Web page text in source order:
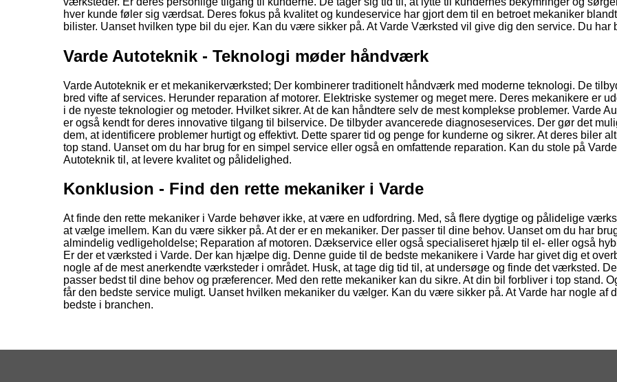
hver kunde føler sig værdsat. Deres fokus på kvalitet og kundeservice har gjort dem til en betroet mekaniker
bilister. Uanset hvilken type bil du ejer. Kan du være sikker på. At Varde Værksted vil give dig den service. Du har
Varde Autoteknik - Teknologi møder håndværk
Varde Autoteknik er et mekanikerværksted; Der kombinerer traditionelt håndværk med moderne teknologi. De
bred vifte af services. Herunder reparation af motorer. Elektriske systemer og meget mere. Deres mekanikere er
i de nyeste teknologier og metoder. Hvilket sikrer. At de kan håndtere selv de mest komplekse problemer. Varde
er også kendt for deres innovative tilgang til bilservice. De tilbyder avancerede diagnoseservices. Der gør det
dem, at identificere problemer hurtigt og effektivt. Dette sparer tid og penge for kunderne og sikrer. At deres biler
top stand. Uanset om du har brug for en simpel service eller også en omfattende reparation. Kan du stole på Varde
Autoteknik til, at levere kvalitet og pålidelighed.
Konklusion - Find den rette mekaniker i Varde
At finde den rette mekaniker i Varde behøver ikke, at være en udfordring. Med, så flere dygtige og pålidelige
at vælge imellem. Kan du være sikker på. At der er en mekaniker. Der passer til dine behov. Uanset om du har
almindelig vedligeholdelse; Reparation af motoren. Dækservice eller også specialiseret hjælp til el- eller også
Er der et værksted i Varde. Der kan hjælpe dig. Denne guide til de bedste mekanikere i Varde har givet dig et
nogle af de mest anerkendte værksteder i området. Husk, at tage dig tid til, at undersøge og finde det værksted.
passer bedst til dine behov og præferencer. Med den rette mekaniker kan du sikre. At din bil forbliver i top stand.
får den bedste service muligt. Uanset hvilken mekaniker du vælger. Kan du være sikker på. At Varde har nogle af
bedste i branchen.